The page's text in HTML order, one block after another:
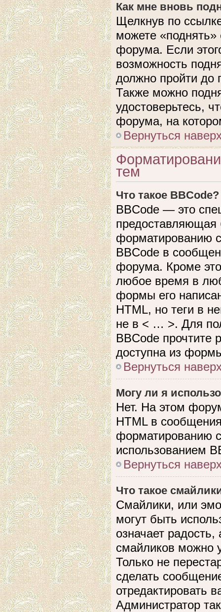
Как мне вновь
Щелкнув по
можете
форума. Если
возможность
должно пройти до
Также можно
удостоверьтесь,
форума, на
Вернуться
тем
Что такое BBCode?
BBCode — это
предоставляющая
форматированию
BBCode в
форума. Кроме
любое время в
формы его
HTML, но теги в
не в < … >. Для
BBCode прочтите
доступна из
Вернуться
Могу ли я
Нет. На этом
HTML в
форматированию
использованием
Вернуться
Что такое
Смайлики, или
могут быть
означает
смайликов можно
Только не
сделать
отредактировать
Администратор